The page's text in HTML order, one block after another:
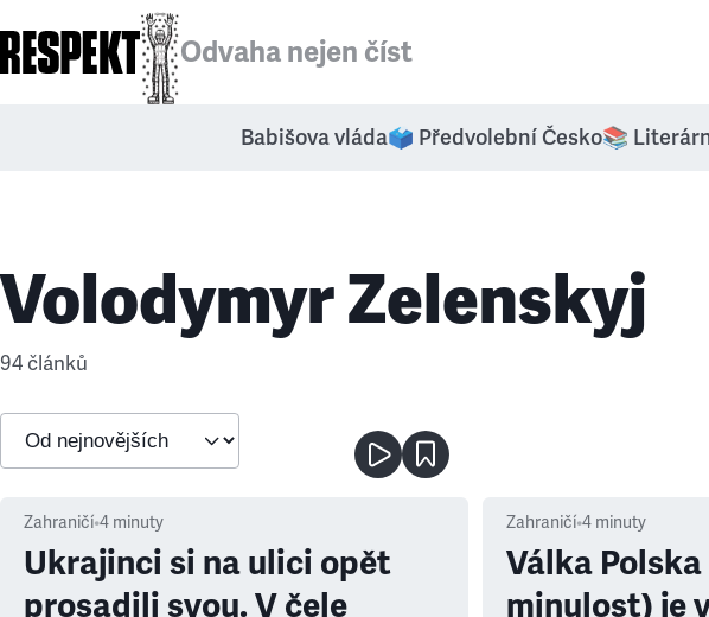
Odvaha nejen číst
Babišova vláda🗳️ Předvolební Česko📚
Volodymyr Zelenskyj
94 článků
Zahraničí•4 minuty
Ukrajinci si na ulici opět
prosadili svou. V čele
Zahraničí•4 minuty
Válka
minulost) je